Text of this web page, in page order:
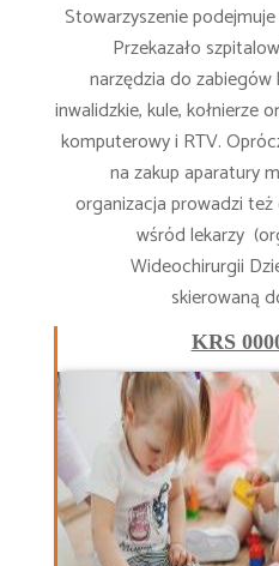
Stowarzyszenie
Przekazało
narzędzia do
inwalidzkie, kule, kołnierze
komputerowy i RTV.
na zakup aparatury
organizacja prowadzi też
wśród lekarzy
Wideochirurgii
skierowaną
KRS